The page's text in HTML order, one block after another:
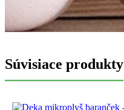
Súvisiace produkty